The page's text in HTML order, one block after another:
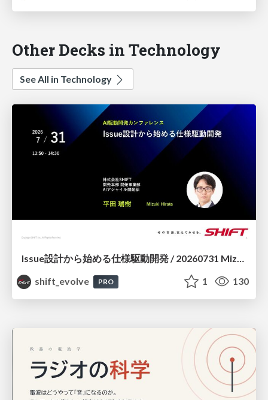
Other Decks in Technology
See All in Technology
shift_evolve
PRO 1 130